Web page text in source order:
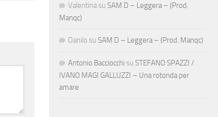
Valentina su SAM D – Leggera – (Prod.
Manqc)
Danilo su SAM D – Leggera – (Prod. Manqc)
Antonio Bacciocchi su STEFANO SPAZZI /
IVANO MAGI GALLUZZI – Una rotonda per
amare